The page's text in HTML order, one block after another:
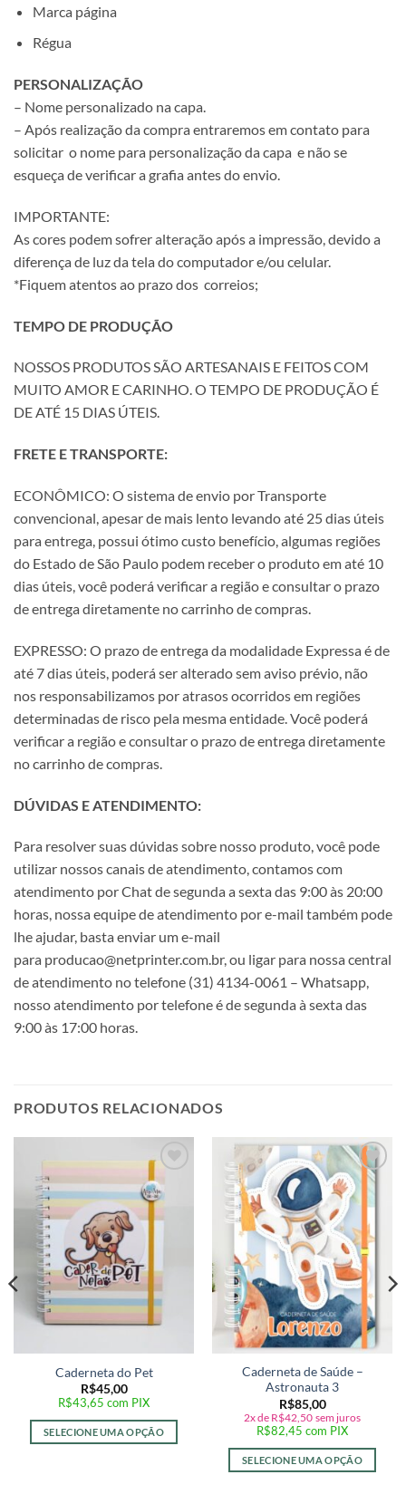
Marca página
Régua
PERSONALIZAÇÃO
– Nome personalizado na capa.
– Após realização da compra entraremos em contato para
solicitar o nome para personalização da capa e não se
esqueça de verificar a grafia antes do envio.
IMPORTANTE:
As cores podem sofrer alteração após a impressão, devido a
diferença de luz da tela do computador e/ou celular.
*Fiquem atentos ao prazo dos correios;
TEMPO DE PRODUÇÃO
NOSSOS PRODUTOS SÃO ARTESANAIS E FEITOS COM
MUITO AMOR E CARINHO. O TEMPO DE PRODUÇÃO É
DE ATÉ 15 DIAS ÚTEIS.
FRETE E TRANSPORTE:
ECONÔMICO: O sistema de envio por Transporte
convencional, apesar de mais lento levando até 25 dias úteis
para entrega, possui ótimo custo benefício, algumas regiões
do Estado de São Paulo podem receber o produto em até 10
dias úteis, você poderá verificar a região e consultar o prazo
de entrega diretamente no carrinho de compras.
EXPRESSO: O prazo de entrega da modalidade Expressa é de
até 7 dias úteis, poderá ser alterado sem aviso prévio, não
nos responsabilizamos por atrasos ocorridos em regiões
determinadas de risco pela mesma entidade. Você poderá
verificar a região e consultar o prazo de entrega diretamente
no carrinho de compras.
DÚVIDAS E ATENDIMENTO:
Para resolver suas dúvidas sobre nosso produto, você pode
utilizar nossos canais de atendimento, contamos com
atendimento por Chat de segunda a sexta das 9:00 às 20:00
horas, nossa equipe de atendimento por e-mail também pode
lhe ajudar, basta enviar um e-mail
para producao@netprinter.com.br, ou ligar para nossa central
de atendimento no telefone (31) 4134-0061 – Whatsapp,
nosso atendimento por telefone é de segunda à sexta das
9:00 às 17:00 horas.
PRODUTOS RELACIONADOS
Adicionar
a lista de
desejos
Caderneta do Pet
R$45,00
R$43,65 com PIX
SELECIONE UMA OPÇÃO
Adicionar
a lista de
desejos
Caderneta de Saúde –
Astronauta 3
R$85,00
2x de R$42,50 sem juros
R$82,45 com PIX
SELECIONE UMA OPÇÃO